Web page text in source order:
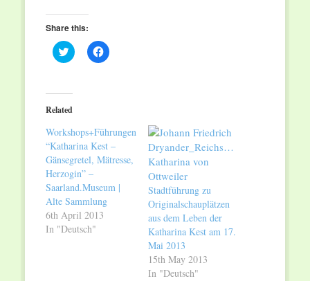
Share this:
Click
to
(Opens
in
new
Click
to
Related
Workshops+Führungen
“Katharina Kest –
Gänsegretel, Mätresse,
Herzogin” –
Saarland.Museum |
Alte Sammlung
6th April 2013
In "Deutsch"
Stadtführung zu
Originalschauplätzen
aus dem Leben der
Katharina Kest am 17.
Mai 2013
15th May 2013
In "Deutsch"